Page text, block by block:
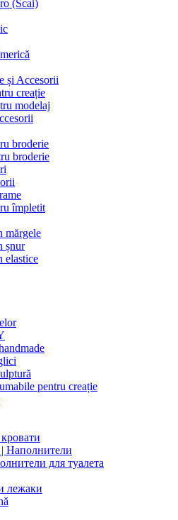
(Scai)
și Accesorii
creație
modelaj
broderie
broderie
împletit
mărgele
șnur
elastice
pentru creație
Наполнители
для туалета
лежаки